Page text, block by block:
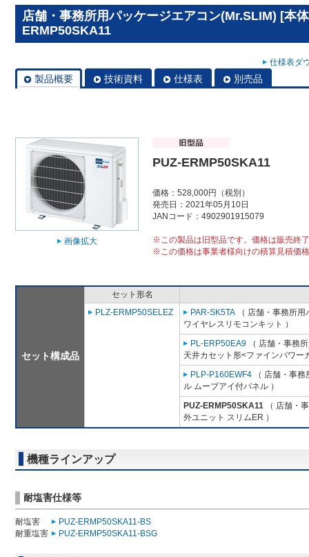
店舗・事務所用パッケージエアコン(Mr.SLIM) [本
ERMP50SKA11
仕様表ダ
製品概要 技術資料 仕様表 別売品
画像拡大
PUZ-ERMP50SKA11
価格：528,000円（税別）
発売日：2021年05月10日
JANコード：4902901915079
※この製品は旧型品です。価格は販売終
※この価格は事業者様向けの積算見積価
セット構成品
セット形名
PLZ-ERMP50SELEZ
PAR-SK5TA （ 店舗・事務所
ワイヤレスリモコンキット ）
PL-ERP50EA9 （ 店舗・事務
天井カセット形<ファインパワー
PLP-P160EWF4 （ 店舗・事
ル ムーブアイ付パネル ）
PUZ-ERMP50SKA11 （ 店舗・
外ユニット スリムER ）
機種ラインアップ
耐塩害仕様等
耐塩害
PUZ-ERMP50SKA11-BS
耐重塩害
PUZ-ERMP50SKA11-BSG